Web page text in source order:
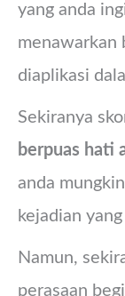
yang anda
menawarkan
diaplikasi
Sekiranya
berpuas hati
anda
kejadian
Namun,
perasaan